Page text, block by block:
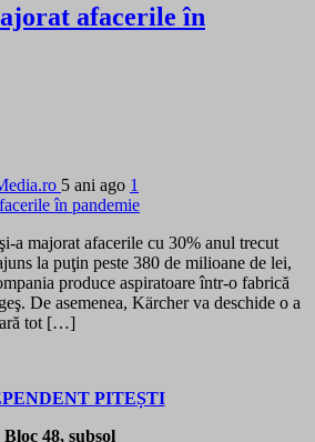
afacerile în
5 ani ago 1
a majorat afacerile cu 30% anul trecut
la puţin peste 380 de milioane de lei,
produce aspiratoare într-o fabrică
De asemenea, Kärcher va deschide o a
tot […]
PITEȘTI
48, subsol